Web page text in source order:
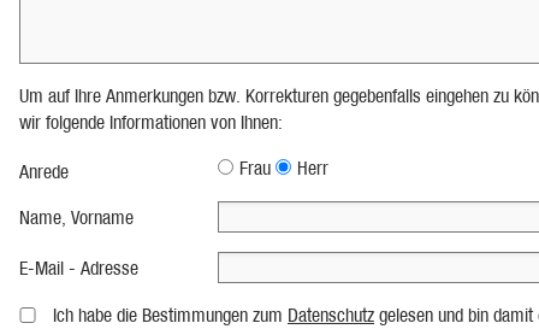
Um auf Ihre Anmerkungen bzw. Korrekturen gegebenfalls eingehen zu
wir folgende Informationen von Ihnen:
Anrede Frau Herr
Name, Vorname
E-Mail - Adresse
Ich habe die Bestimmungen zum Datenschutz gelesen und bin